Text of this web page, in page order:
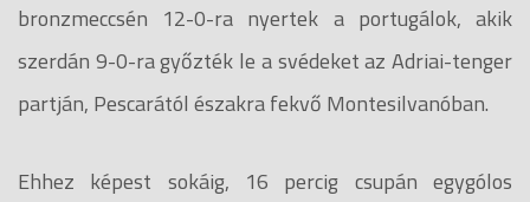
bronzmeccsén 12-0-ra nyertek a portugálok, akik
szerdán 9-0-ra győzték le a svédeket az Adriai-tenger
partján, Pescarától északra fekvő Montesilvanóban.
Ehhez képest sokáig, 16 percig csupán egygólos